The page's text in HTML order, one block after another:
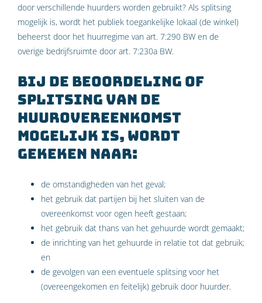
door verschillende huurders worden gebruikt? Als splitsing
mogelijk is, wordt het publiek toegankelijke lokaal (de winkel)
beheerst door het huurregime van art. 7:290 BW en de
overige bedrijfsruimte door art. 7:230a BW.
Bij de beoordeling of
splitsing van de
huurovereenkomst
mogelijk is, wordt
gekeken naar:
de omstandigheden van het geval;
het gebruik dat partijen bij het sluiten van de
overeenkomst voor ogen heeft gestaan;
het gebruik dat thans van het gehuurde wordt gemaakt;
de inrichting van het gehuurde in relatie tot dat gebruik;
en
de gevolgen van een eventuele splitsing voor het
(overeengekomen en feitelijk) gebruik door huurder.